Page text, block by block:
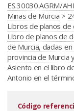
ES.30030.AGRM/
Minas de Murcia >
Libros de planos de
Libro de planos de
de Murcia, dadas
provincia de Murcia
Asiento en el libro
Antonio en el
Código